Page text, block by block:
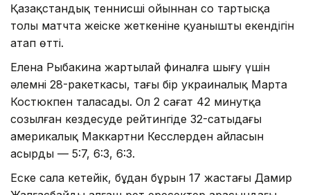
Қазақстандық теннисші ойыннан соң тартысқа
толы матчта жеңіске жеткеніне қуанышты екендігін
атап өтті.
Елена Рыбакина жартылай финалға шығу үшін
әлемнің 28-ракеткасы, тағы бір украиналық Марта
Костюкпен таласады. Ол 2 сағат 42 минутқа
созылған кездесуде рейтингіде 32-сатыдағы
америкалық Маккартни Кесслерден айласын
асырды — 5:7, 6:3, 6:3.
Еске сала кетейік, бұдан бұрын 17 жастағы Дамир